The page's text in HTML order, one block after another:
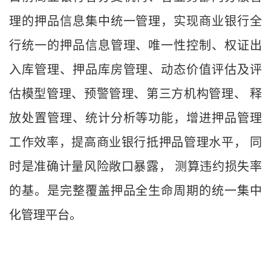
理的押品信息集中统一管理，实现商业银行全
行统一的押品信息管理、唯一性控制、权证出
入库管理、押品库房管理、动态价值评估及评
估模型管理、预警管理、第三方机构管理、
释
放处置管理、统计分析等功能，增进押品管理
工作效率，提高商业银行抵押品管理水平，
同
时是准确计量风险敞口暴露，
测算违约损失率
的基。是完整覆盖押品全生命周期的统一集中
化管理平台。